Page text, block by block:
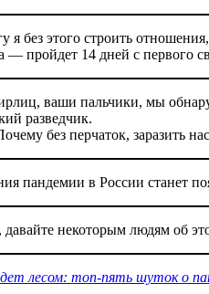
без этого строить
— пройдет 14 дней с первого
ваши пальчики, мы
разведчик.
без перчаток, заразить
пандемии в России станет
давайте некоторым людям об
лесом: топ-пять шуток о